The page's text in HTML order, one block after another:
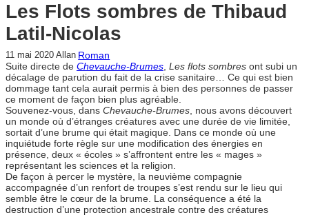
Les Flots sombres de Thibaud
Latil-Nicolas
11 mai 2020 Allan Roman
Suite directe de Chevauche-Brumes, Les flots sombres ont subi un
décalage de parution du fait de la crise sanitaire… Ce qui est bien
dommage tant cela aurait permis à bien des personnes de passer
ce moment de façon bien plus agréable.
Souvenez-vous, dans Chevauche-Brumes, nous avons découvert
un monde où d’étranges créatures avec une durée de vie limitée,
sortait d’une brume qui était magique. Dans ce monde où une
inquiétude forte règle sur une modification des énergies en
présence, deux « écoles » s’affrontent entre les « mages »
représentant les sciences et la religion.
De façon à percer le mystère, la neuvième compagnie
accompagnée d’un renfort de troupes s’est rendu sur le lieu qui
semble être le cœur de la brume. La conséquence a été la
destruction d’une protection ancestrale contre des créatures